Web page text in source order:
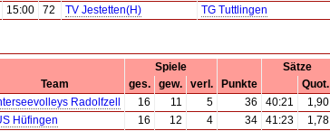
15:00 72 TV Jestetten(H) TG Tuttlingen
Spiele Sätze
Team ges. gew. verl. Punkte Quot.
Radolfzell 16 11 5 36 40:21 1,90
Hüfingen 16 12 4 34 41:23 1,78